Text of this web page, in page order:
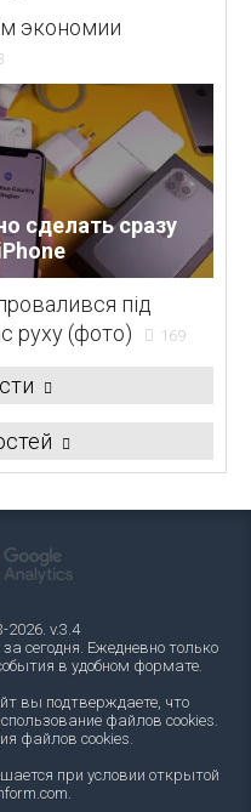
экономии
сделать сразу
під
руху (фото)
169
2026. v.3.4
сегодня. Ежедневно только
в удобном формате.
вы подтверждаете, что
файлов cookies.
файлов cookies.
при условии открытой